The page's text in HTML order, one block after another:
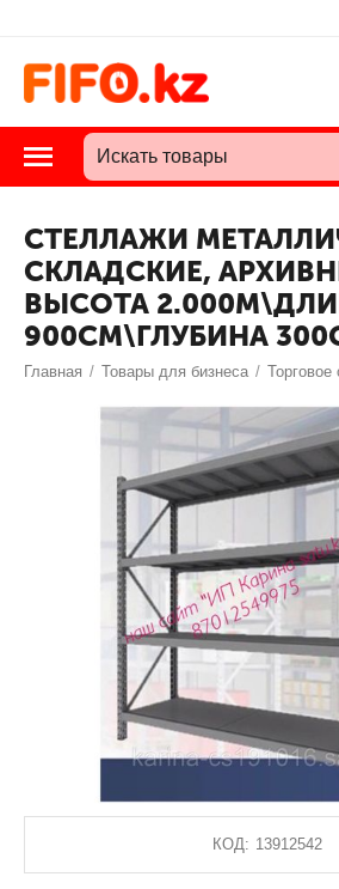
СТЕЛЛАЖИ
СКЛАДСКИЕ,
ВЫСОТА
900СМ\ГЛУБИНА
Главная / Товары для бизнеса / Торговое
КОД: 13912542